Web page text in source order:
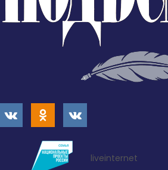
liveinternet